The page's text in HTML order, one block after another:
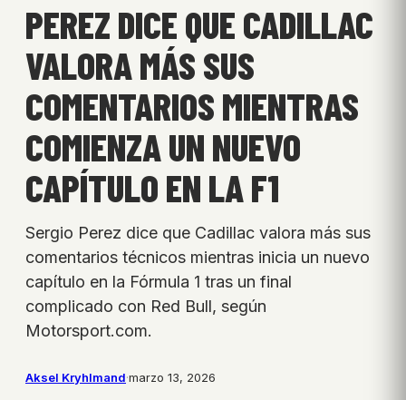
PEREZ DICE QUE CADILLAC
VALORA MÁS SUS
COMENTARIOS MIENTRAS
COMIENZA UN NUEVO
CAPÍTULO EN LA F1
Sergio Perez dice que Cadillac valora más sus
comentarios técnicos mientras inicia un nuevo
capítulo en la Fórmula 1 tras un final
complicado con Red Bull, según
Motorsport.com.
Aksel Kryhlmand·marzo 13, 2026